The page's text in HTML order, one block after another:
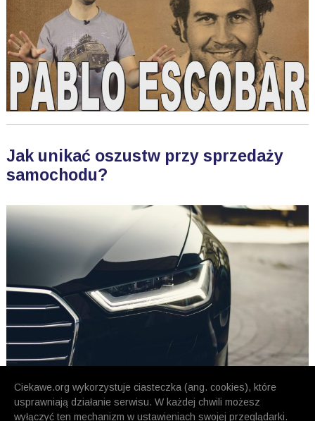
Ciekawe.org wykorzystuje ciasteczka (ang. cookies), które
usprawniają działanie serwisu. W każdej chwili możesz
wyłączyć ten mechanizm w ustawieniach swojej przeglądarki.
Jak unikać oszustw przy sprzedaży
samochodu?